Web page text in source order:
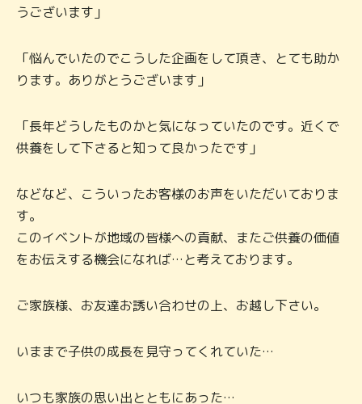
うございます」
「悩んでいたのでこうした企画をして頂き、とても助か
ります。ありがとうございます」
「長年どうしたものかと気になっていたのです。近くで
供養をして下さると知って良かったです」
などなど、こういったお客様のお声をいただいておりま
す。
このイベントが地域の皆様への貢献、またご供養の価値
をお伝えする機会になれば…と考えております。
ご家族様、お友達お誘い合わせの上、お越し下さい。
いままで子供の成長を見守ってくれていた…
いつも家族の思い出とともにあった…